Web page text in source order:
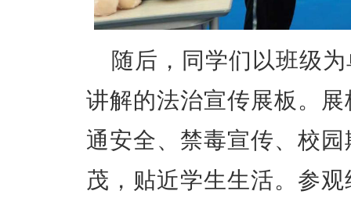
随后，同学们以班级
讲解的法治宣传展板。
通安全、禁毒宣传、校
茂，贴近学生生活。参